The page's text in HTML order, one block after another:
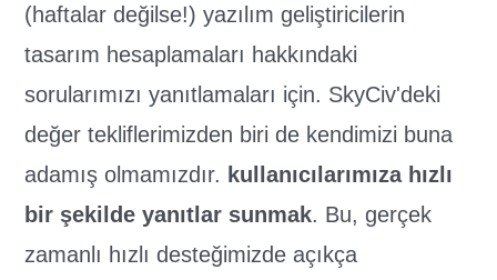
(haftalar değilse!) yazılım geliştiricilerin
tasarım hesaplamaları hakkındaki
sorularımızı yanıtlamaları için. SkyCiv'deki
değer tekliflerimizden biri de kendimizi buna
adamış olmamızdır. kullanıcılarımıza hızlı
bir şekilde yanıtlar sunmak. Bu, gerçek
zamanlı hızlı desteğimizde açıkça